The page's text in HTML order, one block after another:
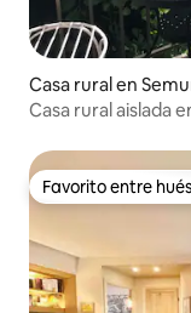
Casa rural en
Casa rural aislada
Favorito entre
Favorito entre